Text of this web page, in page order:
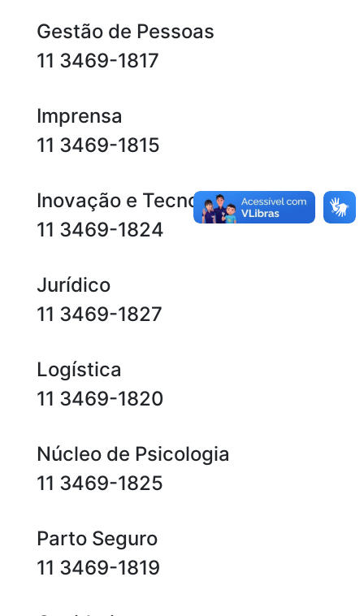
Gestão de Pessoas
11 3469-1817
Imprensa
11 3469-1815
Inovação e Tecnologia
11 3469-1824
Jurídico
11 3469-1827
Logística
11 3469-1820
Núcleo de Psicologia
11 3469-1825
Parto Seguro
11 3469-1819